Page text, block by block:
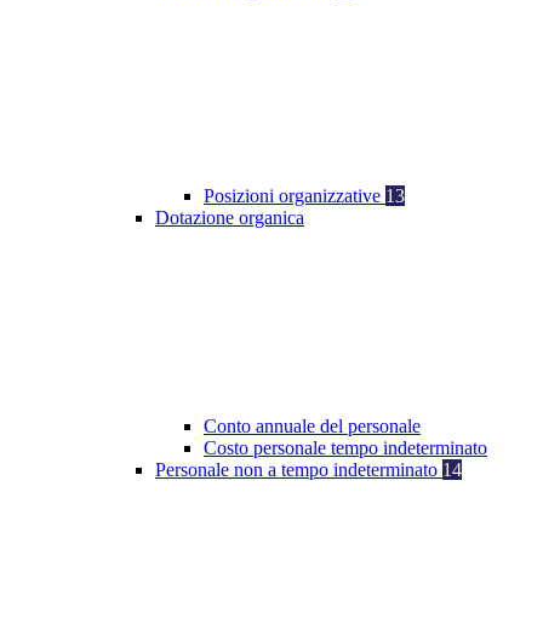
Posizioni organizzative 13
Dotazione organica
Conto annuale del personale
Costo personale tempo indeterminato
Personale non a tempo indeterminato 14